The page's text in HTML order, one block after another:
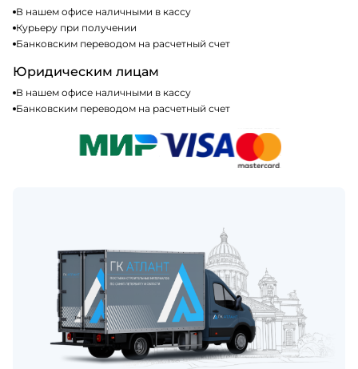
В нашем офисе наличными в кассу
Курьеру при получении
Банковским переводом на расчетный счет
Юридическим лицам
В нашем офисе наличными в кассу
Банковским переводом на расчетный счет